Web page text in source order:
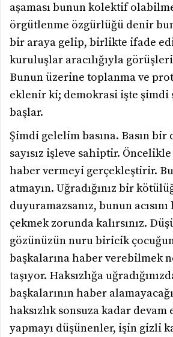
aşaması bunun kolektif
örgütlenme özgürlüğü denir
bir araya gelip, birlikte ifade
kuruluşlar aracılığıyla
Bunun üzerine toplanma ve
eklenir ki; demokrasi işte şimdi
başlar.
Şimdi gelelim basına. Basın bir
sayısız işleve sahiptir.
haber vermeyi gerçekleştirir.
atmayın. Uğradığınız bir
duyuramazsanız, bunun
çekmek zorunda kalırsınız.
gözünüzün nuru biricik
başkalarına haber verebilmek
taşıyor. Haksızlığa
başkalarının haber
haksızlık sonsuza kadar devam
yapmayı düşünenler, işin gizli